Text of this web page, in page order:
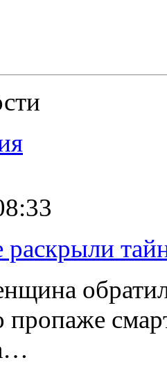
пропаже